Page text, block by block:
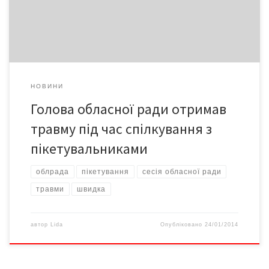
НОВИНИ
Голова обласної ради отримав
травму під час спілкування з
пікетувальниками
облрада пікетування сесія обласної ради
травми швидка
автор Lida Опубліковано24/01/2014